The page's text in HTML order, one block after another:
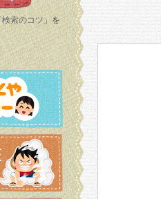
検索のコツ 」を